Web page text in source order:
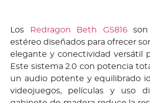
Los Redragon Beth GS816son
estéreo diseñados para ofrecer
elegante y conectividad versátil
Este sistema 2.0 con potencia
un audio potente y equilibrado
videojuegos, películas y uso